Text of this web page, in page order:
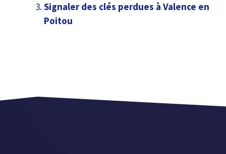
Signaler des clés perdues à Valence en
Poitou